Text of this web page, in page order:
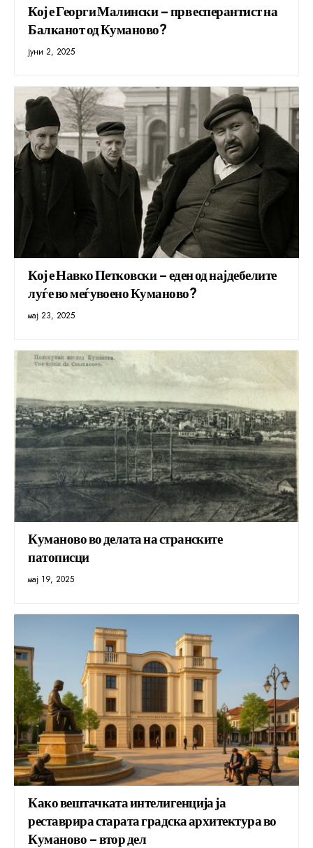
Кој е Георги Малински – прв есперантист на
Балканот од Куманово?
јуни 2, 2025
Кој е Навко Петковски – еден од најдебелите
луѓе во меѓувоено Куманово?
мај 23, 2025
Куманово во делата на странските
патописци
мај 19, 2025
Како вештачката интелигенција ја
реставрира старата градска архитектура во
Куманово – втор дел